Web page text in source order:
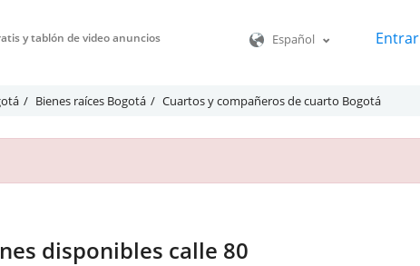
y tablón de video anuncios Español Entrar
Bienes raíces Bogotá Cuartos y compañeros de cuarto Bogotá
disponibles calle 80